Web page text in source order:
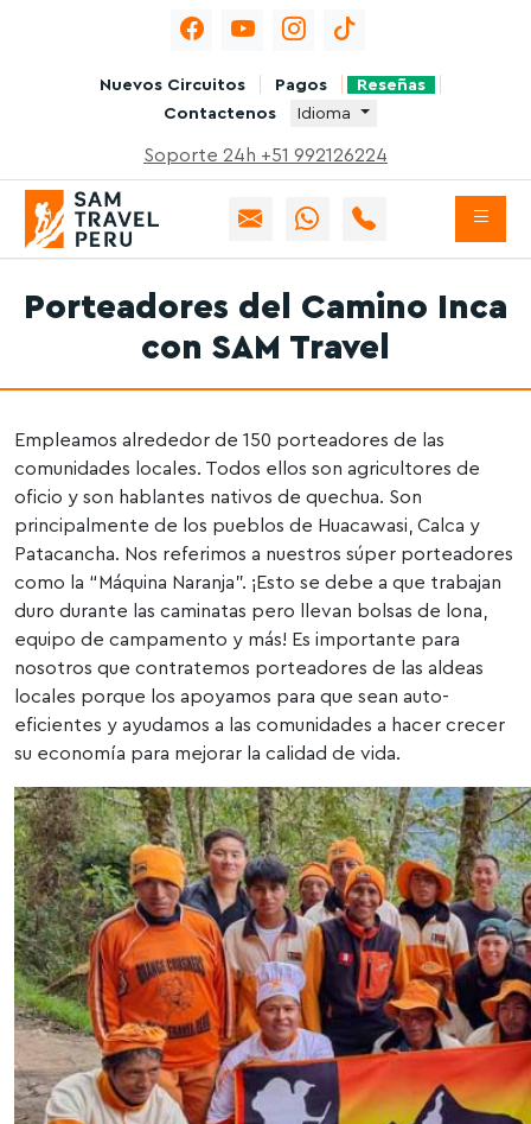
Nuevos Circuitos Pagos
Reseñas
Contactenos
Idioma
Soporte 24h +51 992126224
Porteadores del Camino Inca
con SAM Travel
Empleamos alrededor de 150 porteadores de las
comunidades locales. Todos ellos son agricultores de
oficio y son hablantes nativos de quechua. Son
principalmente de los pueblos de Huacawasi, Calca y
Patacancha. Nos referimos a nuestros súper porteadores
como la “Máquina Naranja”. ¡Esto se debe a que trabajan
duro durante las caminatas pero llevan bolsas de lona, ​​
equipo de campamento y más! Es importante para
nosotros que contratemos porteadores de las aldeas
locales porque los apoyamos para que sean auto-
eficientes y ayudamos a las comunidades a hacer crecer
su economía para mejorar la calidad de vida.